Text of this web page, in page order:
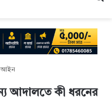
আইন
আদালতে কী ধরনের